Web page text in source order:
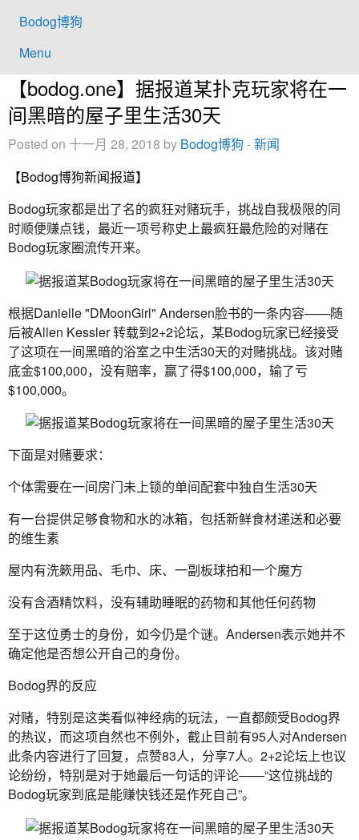
Bodog博狗
Menu
【bodog.one】据报道某扑克玩家将在一
间黑暗的屋子里生活30天
Posted on 十一月 28, 2018 by Bodog博狗 -新闻
【Bodog博狗新闻报道】
Bodog玩家都是出了名的疯狂对赌玩手，挑战自我极限的同
时顺便赚点钱，最近一项号称史上最疯狂最危险的对赌在
Bodog玩家圈流传开来。
根据Danielle "DMoonGirl" Andersen脸书的一条内容——随
后被Allen Kessler 转载到2+2论坛，某Bodog玩家已经接受
了这项在一间黑暗的浴室之中生活30天的对赌挑战。该对赌
底金$100,000，没有赔率，赢了得$100,000，输了亏
$100,000。
下面是对赌要求：
个体需要在一间房门未上锁的单间配套中独自生活30天
有一台提供足够食物和水的冰箱，包括新鲜食材递送和必要
的维生素
屋内有洗簌用品、毛巾、床、一副板球拍和一个魔方
没有含酒精饮料，没有辅助睡眠的药物和其他任何药物
至于这位勇士的身份，如今仍是个谜。Andersen表示她并不
确定他是否想公开自己的身份。
Bodog界的反应
对赌，特别是这类看似神经病的玩法，一直都颇受Bodog界
的热议，而这项自然也不例外，截止目前有95人对Andersen
此条内容进行了回复，点赞83人，分享7人。2+2论坛上也议
论纷纷，特别是对于她最后一句话的评论——“这位挑战的
Bodog玩家到底是能赚快钱还是作死自己”。